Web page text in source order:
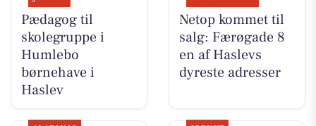
Pædagog til
skolegruppe i
Humlebo
børnehave i
Haslev
Netop kommet til
salg: Færøgade 8
en af Haslevs
dyreste adresser